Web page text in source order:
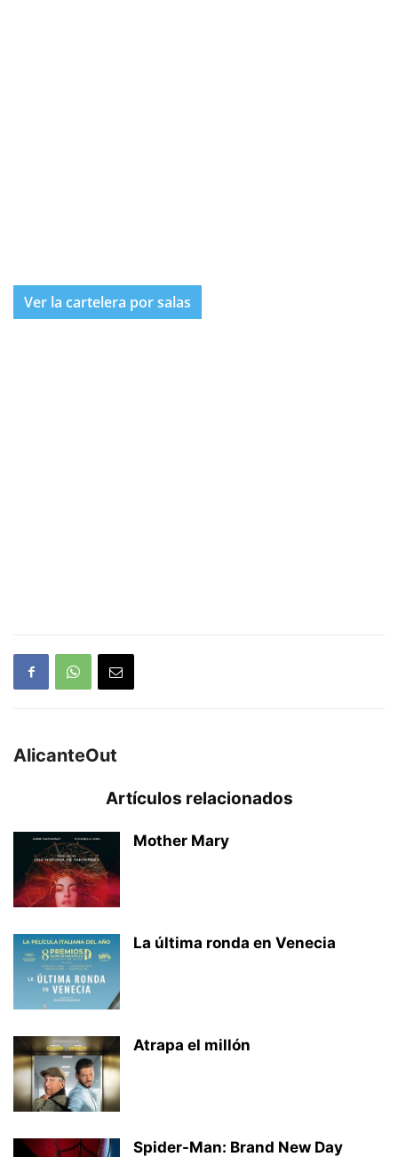
Ver la cartelera por salas
AlicanteOut
Artículos relacionados
Mother Mary
La última ronda en Venecia
Atrapa el millón
Spider-Man: Brand New Day